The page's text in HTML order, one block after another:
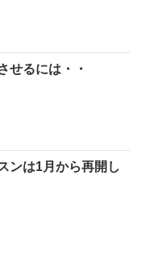
せるには・・
ンは1月から再開し